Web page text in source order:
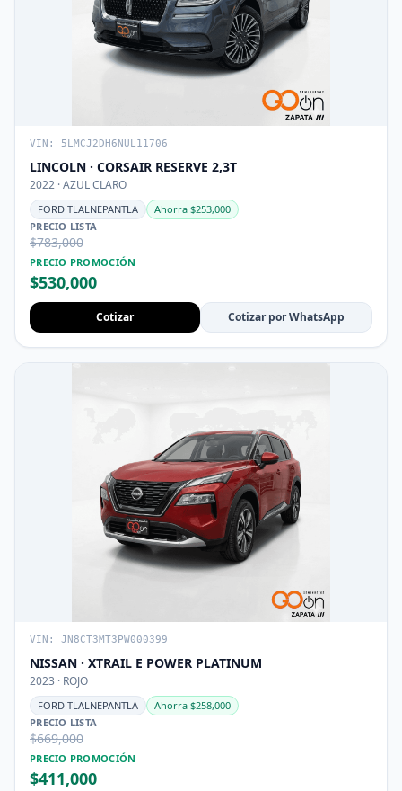
VIN: 5LMCJ2DH6NUL11706
LINCOLN · CORSAIR RESERVE 2,3T
2022 · AZUL CLARO
FORD TLALNEPANTLA
Ahorra $253,000
PRECIO LISTA
$783,000
PRECIO PROMOCIÓN
$530,000
Cotizar Cotizar por WhatsApp
VIN: JN8CT3MT3PW000399
NISSAN · XTRAIL E POWER PLATINUM
2023 · ROJO
FORD TLALNEPANTLA
Ahorra $258,000
PRECIO LISTA
$669,000
PRECIO PROMOCIÓN
$411,000